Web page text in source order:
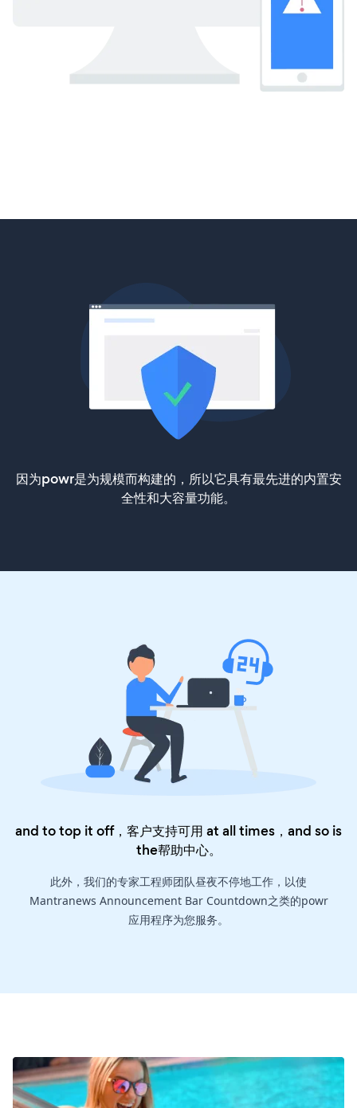
因为powr是为规模而构建的，所以它具有最先进的内置安
全性和大容量功能。
and to top it off，客户支持可用 at all times，and so is
the帮助中心。
此外，我们的专家工程师团队昼夜不停地工作，以使
Mantranews Announcement Bar Countdown之类的powr
应用程序为您服务。